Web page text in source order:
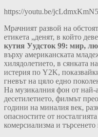
https://youtu.be/
Мрачният развой на
етикета „денят, в който
кутия Уудсток 99: мир,
върху американската
хилядолетието, в сянката
истерия по Y2K,
гневът на цяло едно
На музикалния фон от най-
десетилетието, филмът
години на миналия век,
опасностите от
комерсиализма и